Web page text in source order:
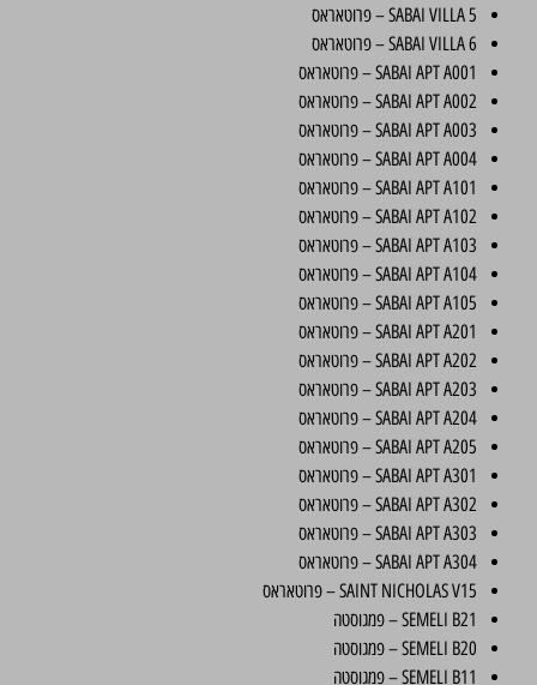
SABAI VILLA 5 – פרוטאראס
SABAI VILLA 6 – פרוטאראס
SABAI APT A001 – פרוטאראס
SABAI APT A002 – פרוטאראס
SABAI APT A003 – פרוטאראס
SABAI APT A004 – פרוטאראס
SABAI APT A101 – פרוטאראס
SABAI APT A102 – פרוטאראס
SABAI APT A103 – פרוטאראס
SABAI APT A104 – פרוטאראס
SABAI APT A105 – פרוטאראס
SABAI APT A201 – פרוטאראס
SABAI APT A202 – פרוטאראס
SABAI APT A203 – פרוטאראס
SABAI APT A204 – פרוטאראס
SABAI APT A205 – פרוטאראס
SABAI APT A301 – פרוטאראס
SABAI APT A302 – פרוטאראס
SABAI APT A303 – פרוטאראס
SABAI APT A304 – פרוטאראס
SAINT NICHOLAS V15 – פרוטאראס
SEMELI B21 – פמגוסטה
SEMELI B20 – פמגוסטה
SEMELI B11 – פמגוסטה